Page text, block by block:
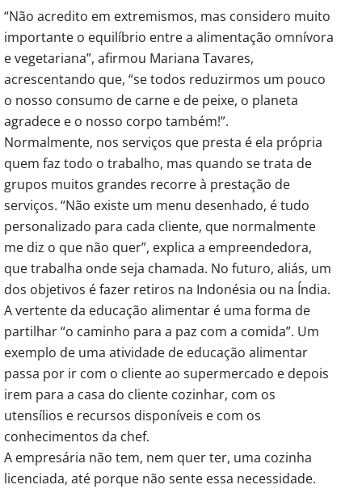
“Não acredito em extremismos, mas considero muito
importante o equilíbrio entre a alimentação omnívora
e vegetariana”, afirmou Mariana Tavares,
acrescentando que, “se todos reduzirmos um pouco
o nosso consumo de carne e de peixe, o planeta
agradece e o nosso corpo também!”.
Normalmente, nos serviços que presta é ela própria
quem faz todo o trabalho, mas quando se trata de
grupos muitos grandes recorre à prestação de
serviços. “Não existe um menu desenhado, é tudo
personalizado para cada cliente, que normalmente
me diz o que não quer”, explica a empreendedora,
que trabalha onde seja chamada. No futuro, aliás, um
dos objetivos é fazer retiros na Indonésia ou na Índia.
A vertente da educação alimentar é uma forma de
partilhar “o caminho para a paz com a comida”. Um
exemplo de uma atividade de educação alimentar
passa por ir com o cliente ao supermercado e depois
irem para a casa do cliente cozinhar, com os
utensílios e recursos disponíveis e com os
conhecimentos da chef.
A empresária não tem, nem quer ter, uma cozinha
licenciada, até porque não sente essa necessidade.